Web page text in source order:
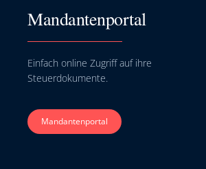
Mandantenportal
Einfach online Zugriff auf ihre
Steuerdokumente.
Mandantenportal